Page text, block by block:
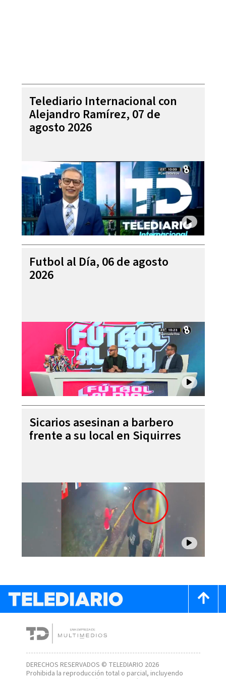
Telediario Internacional con
Alejandro Ramírez, 07 de
agosto 2026
Futbol al Día, 06 de agosto
2026
Sicarios asesinan a barbero
frente a su local en Siquirres
DERECHOS RESERVADOS © TELEDIARIO 2026
Prohibida la reproducción total o parcial, incluyendo